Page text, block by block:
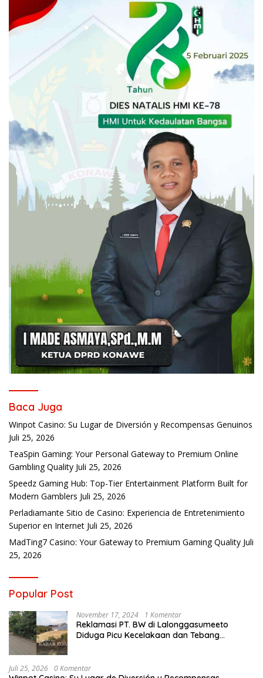
Baca Juga
Winpot Casino: Su Lugar de Diversión y Recompensas Genuinos
Juli 25, 2026
TeaSpin Gaming: Your Personal Gateway to Premium Online
Gambling Quality Juli 25, 2026
Speedz Gaming Hub: Top-Tier Entertainment Platform Built for
Modern Gamblers Juli 25, 2026
Perladiamante Sitio de Casino: Experiencia de Entretenimiento
Superior en Internet Juli 25, 2026
MadTing7 Casino: Your Gateway to Premium Gaming Quality Juli
25, 2026
Popular Post
November 17, 2024 1 Komentar
Reklamasi PT. BW di Lalonggasumeeto
Diduga Picu Kecelakaan dan Tebang
Juli 25, 2026 0 Komentar